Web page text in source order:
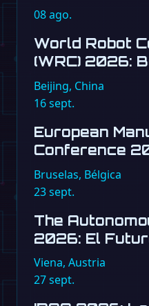
08ago.
World Robot
(WRC) 2026:
Beijing, China
16sept.
European
Conference
Bruselas, Bélgica
23sept.
The
2026: El
Viena, Austria
27sept.